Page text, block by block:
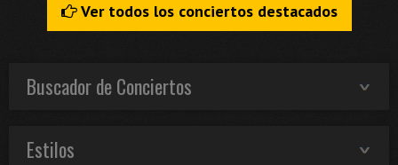
Ver todos los conciertos destacados
Buscador de Conciertos
Estilos